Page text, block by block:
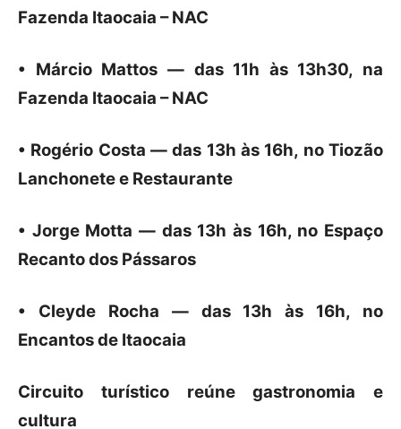
Fazenda Itaocaia – NAC
• Márcio Mattos — das 11h às 13h30, na
Fazenda Itaocaia – NAC
• Rogério Costa — das 13h às 16h, no Tiozão
Lanchonete e Restaurante
• Jorge Motta — das 13h às 16h, no Espaço
Recanto dos Pássaros
• Cleyde Rocha — das 13h às 16h, no
Encantos de Itaocaia
Circuito turístico reúne gastronomia e
cultura